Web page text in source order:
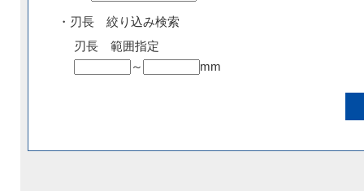
・刃長 絞り込み検索
刃長 範囲指定
～
mm